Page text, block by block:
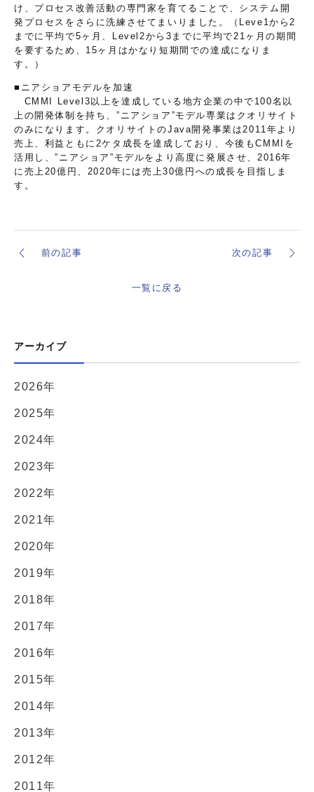
け、プロセス改善活動の専門家を育てることで、システム開
発プロセスをさらに洗練させてまいりました。（Leve1から2
までに平均で5ヶ月、Level2から3までに平均で21ヶ月の期間
を要するため、15ヶ月はかなり短期間での達成になりま
す。）
■ニアショアモデルを加速
CMMI Level3以上を達成している地方企業の中で100名以
上の開発体制を持ち、”ニアショア”モデル専業はクオリサイト
のみになります。クオリサイトのJava開発事業は2011年より
売上、利益ともに2ケタ成長を達成しており、今後もCMMIを
活用し、”ニアショア”モデルをより高度に発展させ、2016年
に売上20億円、2020年には売上30億円への成長を目指しま
す。
前の記事
一覧に戻る
次の記事
アーカイブ
2026年
2025年
2024年
2023年
2022年
2021年
2020年
2019年
2018年
2017年
2016年
2015年
2014年
2013年
2012年
2011年